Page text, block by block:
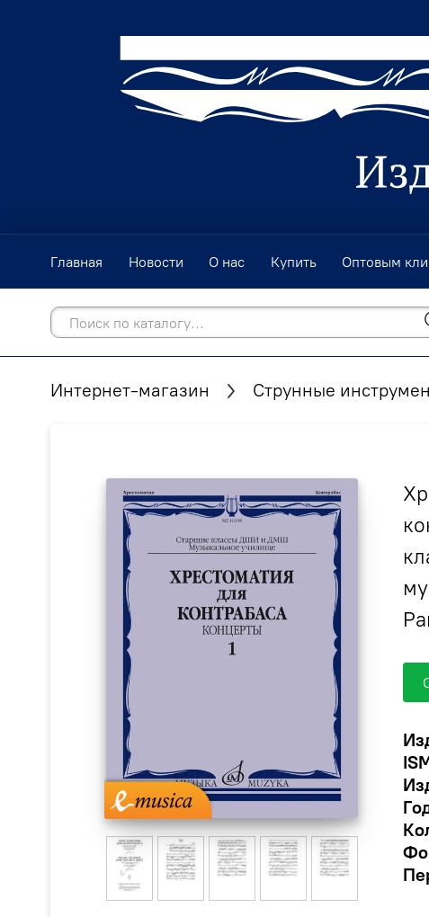
Главная Новости О нас Купить Оптовым
Интернет-магазин Струнные